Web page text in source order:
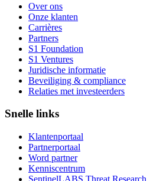
Over ons
Onze klanten
Carrières
Partners
S1 Foundation
S1 Ventures
Juridische informatie
Beveiliging & compliance
Relaties met investeerders
Snelle links
Klantenportaal
Partnerportaal
Word partner
Kenniscentrum